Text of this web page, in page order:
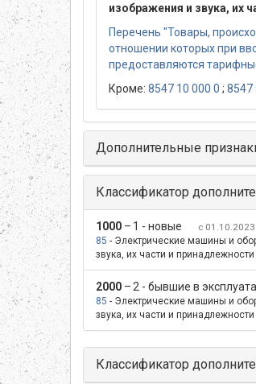
изображения и звука, их
Перечень "Товары,
отношении которых при
предоставляются
Кроме: 8547 10 000 0 ; 8547
Дополнительные
Классификатор
1000 – 1 - новые
с 01.10.2023
85 - Электрические машины и
звука, их части и принадлежности
2000 – 2 - бывшие в
85 - Электрические машины и
звука, их части и принадлежности
Классификатор